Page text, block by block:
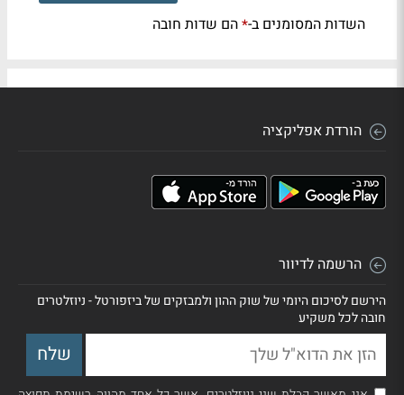
השדות המסומנים ב-*הם שדות חובה
הורדת אפליקציה
הרשמה לדיוור
הירשם לסיכום היומי של שוק ההון ולמבזקים של ביזפורטל - ניוזלטרים
חובה לכל משקיע